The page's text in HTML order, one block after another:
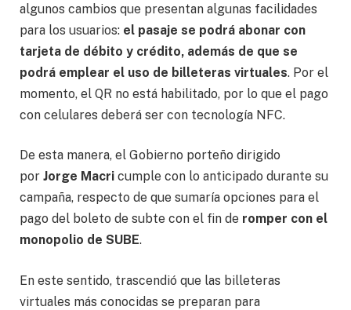
algunos cambios que presentan algunas facilidades
para los usuarios: el pasaje se podrá abonar con
tarjeta de débito y crédito, además de que se
podrá emplear el uso de billeteras virtuales. Por el
momento, el QR no está habilitado, por lo que el pago
con celulares deberá ser con tecnología NFC.
De esta manera, el Gobierno porteño dirigido
por Jorge Macri cumple con lo anticipado durante su
campaña, respecto de que sumaría opciones para el
pago del boleto de subte con el fin de romper con el
monopolio de SUBE.
En este sentido, trascendió que las billeteras
virtuales más conocidas se preparan para